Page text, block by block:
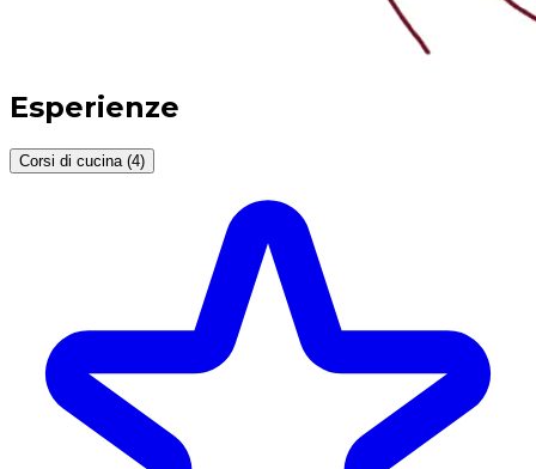
Esperienze
Corsi di cucina (4)